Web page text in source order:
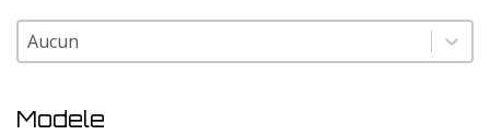
Marque
Marque
Modele